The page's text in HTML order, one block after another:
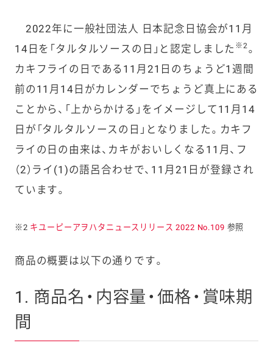
2022年に一般社団法人 日本記念日協会が11月
14日を「タルタルソースの日」と認定しました ※2。
カキフライの日である11月21日のちょうど1週間
前の11月14日がカレンダーでちょうど真上にある
ことから、「上からかける」をイメージして11月14
日が「タルタルソースの日」となりました。カキフ
ライの日の由来は、カキがおいしくなる11月、フ
（2）ライ(1)の語呂合わせで、11月21日が登録され
ています。
※2 キユーピーアヲハタニュースリリース 2022 No.109 参照
商品の概要は以下の通りです。
1. 商品名・内容量・価格・賞味期
間